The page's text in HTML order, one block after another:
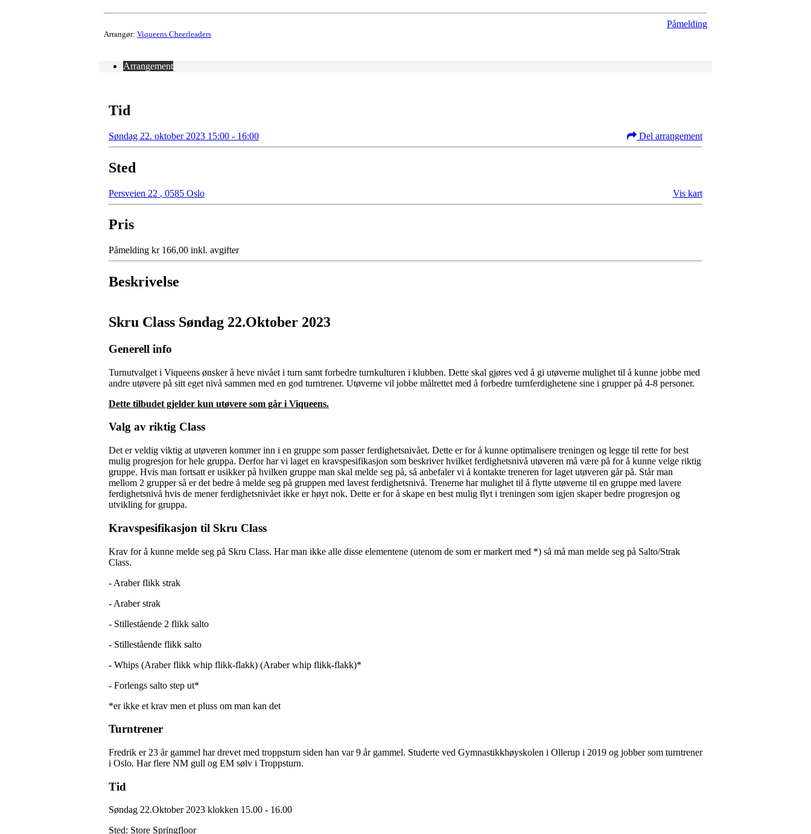
Arrangør: Viqueens Cheerleaders
Påmelding
Arrangement
Tid
Søndag 22. oktober 2023 15:00 - 16:00 Del arrangement
Sted
Persveien 22 , 0585 Oslo Vis kart
Pris
Påmelding kr 166,00 inkl. avgifter
Beskrivelse
Skru Class Søndag 22.Oktober 2023
Generell info
Turnutvalget i Viqueens ønsker å heve nivået i turn samt forbedre turnkulturen i klubben. Dette skal gjøres ved å gi utøverne mulighet til å kunne jobbe med
andre utøvere på sitt eget nivå sammen med en god turntrener. Utøverne vil jobbe målrettet med å forbedre turnferdighetene sine i grupper på 4-8 personer.
Dette tilbudet gjelder kun utøvere som går i Viqueens.
Valg av riktig Class
Det er veldig viktig at utøveren kommer inn i en gruppe som passer ferdighetsnivået. Dette er for å kunne optimalisere treningen og legge til rette for best
mulig progresjon for hele gruppa. Derfor har vi laget en kravspesifikasjon som beskriver hvilket ferdighetsnivå utøveren må være på for å kunne velge riktig
gruppe. Hvis man fortsatt er usikker på hvilken gruppe man skal melde seg på, så anbefaler vi å kontakte treneren for laget utøveren går på. Står man
mellom 2 grupper så er det bedre å melde seg på gruppen med lavest ferdighetsnivå. Trenerne har mulighet til å flytte utøverne til en gruppe med lavere
ferdighetsnivå hvis de mener ferdighetsnivået ikke er høyt nok. Dette er for å skape en best mulig flyt i treningen som igjen skaper bedre progresjon og
utvikling for gruppa.
Kravspesifikasjon til Skru Class
Krav for å kunne melde seg på Skru Class. Har man ikke alle disse elementene (utenom de som er markert med *) så må man melde seg på Salto/Strak
Class.
- Araber flikk strak
- Araber strak
- Stillestående 2 flikk salto
- Stillestående flikk salto
- Whips (Araber flikk whip flikk-flakk) (Araber whip flikk-flakk)*
- Forlengs salto step ut*
*er ikke et krav men et pluss om man kan det
Turntrener
Fredrik er 23 år gammel har drevet med troppsturn siden han var 9 år gammel. Studerte ved Gymnastikkhøyskolen i Ollerup i 2019 og jobber som turntrener
i Oslo. Har flere NM gull og EM sølv i Troppsturn.
Tid
Søndag 22.Oktober 2023 klokken 15.00 - 16.00
Sted: Store Springfloor